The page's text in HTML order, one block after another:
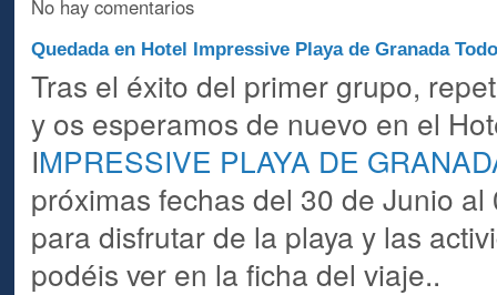
No hay comentarios
Quedada en Hotel Impressive Playa de Granada
Tras el éxito del primer grupo,
y os esperamos de nuevo en el
IMPRESSIVE PLAYA DE
próximas fechas del 30 de Junio al
para disfrutar de la playa y las
podéis ver en la ficha del viaje..